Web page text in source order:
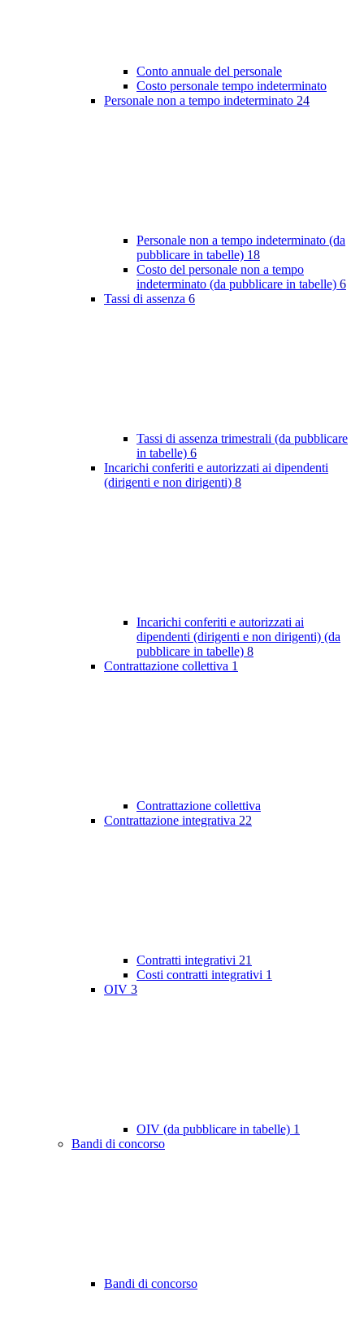
Conto annuale del personale
Costo personale tempo indeterminato
Personale non a tempo indeterminato 24
Personale non a tempo indeterminato (da
pubblicare in tabelle) 18
Costo del personale non a tempo
indeterminato (da pubblicare in tabelle) 6
Tassi di assenza 6
Tassi di assenza trimestrali (da pubblicare
in tabelle) 6
Incarichi conferiti e autorizzati ai dipendenti
(dirigenti e non dirigenti) 8
Incarichi conferiti e autorizzati ai
dipendenti (dirigenti e non dirigenti) (da
pubblicare in tabelle) 8
Contrattazione collettiva 1
Contrattazione collettiva
Contrattazione integrativa 22
Contratti integrativi 21
Costi contratti integrativi 1
OIV 3
OIV (da pubblicare in tabelle) 1
Bandi di concorso
Bandi di concorso